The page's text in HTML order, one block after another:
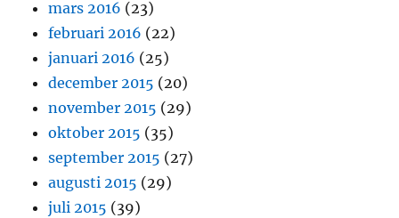
mars 2016 (23)
februari 2016 (22)
januari 2016 (25)
december 2015 (20)
november 2015 (29)
oktober 2015 (35)
september 2015 (27)
augusti 2015 (29)
juli 2015 (39)